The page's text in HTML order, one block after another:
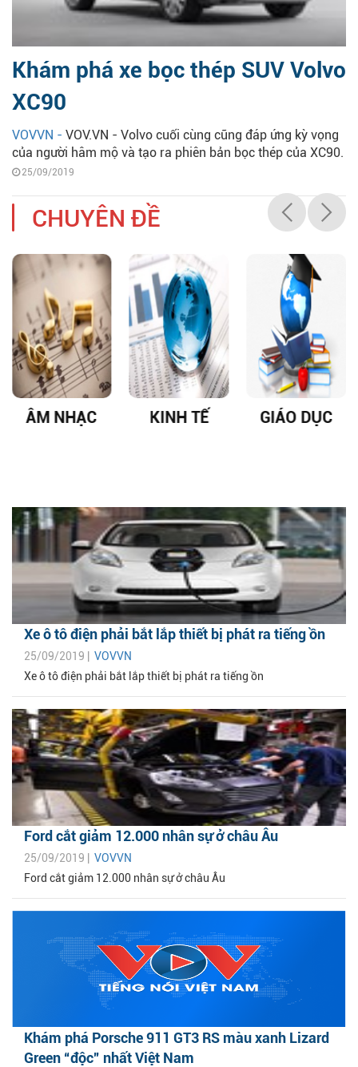
Khám phá xe bọc thép SUV Volvo
XC90
VOVVN - VOV.VN - Volvo cuối cùng cũng đáp ứng kỳ vọng
của người hâm mộ và tạo ra phiên bản bọc thép của XC90.
25/09/2019
CHUYÊN ĐỀ
ÂM NHẠC KINH TẾ GIÁO DỤC
Xe ô tô điện phải bắt lắp thiết bị phát ra tiếng ồn
25/09/2019 | VOVVN
Xe ô tô điện phải bắt lắp thiết bị phát ra tiếng ồn
Ford cắt giảm 12.000 nhân sự ở châu Âu
25/09/2019 | VOVVN
Ford cắt giảm 12.000 nhân sự ở châu Âu
Khám phá Porsche 911 GT3 RS màu xanh Lizard
Green “độc” nhất Việt Nam